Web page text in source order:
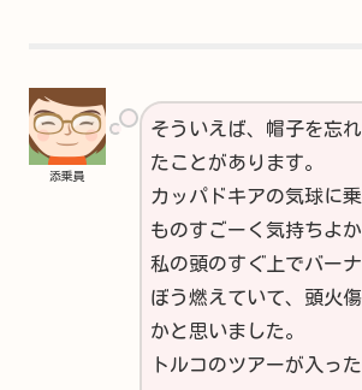
添乗員
そういえば、帽子を忘
たことがあります。
カッパドキアの気球に乗
ものすごーく気持ちよ
私の頭のすぐ上でバー
ぼう燃えていて、頭火
かと思いました。
トルコのツアーが入っ